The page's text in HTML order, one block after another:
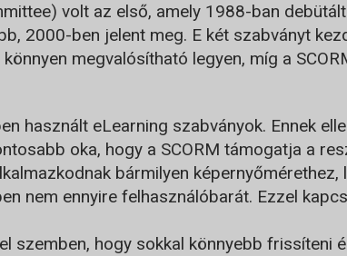
volt az első, amely 1988-ban
2000-ben jelent meg. E két szabványt
megvalósítható legyen, míg a
használt eLearning szabványok. Ennek
oka, hogy a SCORM támogatja a
bármilyen
nem ennyire felhasználóbarát. Ezzel
szemben, hogy sokkal könnyebb frissíteni